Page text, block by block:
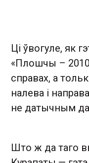
Ці ўвогуле, як
«Плошчы –
справах, а
налева і
не датычным
Што ж да таго